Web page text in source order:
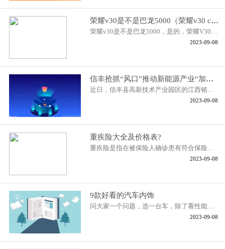
荣耀v30是不是巴龙5000（荣耀v30 cpu990+巴龙5000是什么）
荣耀v30是不是巴龙5000，是的，荣耀V30采用麒麟990+外挂巴龙5000基带，
2023-09-08
信丰抢抓“风口”推动新能源产业“加速跑”
近日，信丰县高新技术产业园区的江西铭利达科技有限公司，工人正在忙碌
2023-09-08
重疾险大全及价格表?
重疾险是指在被保险人确诊患有符合保险合同约定的某种严重疾病时，保险
2023-09-08
9款好看的汽车内饰
问大家一个问题，选一台车，除了看性能、外观、价格，还在意什么，答案
2023-09-08